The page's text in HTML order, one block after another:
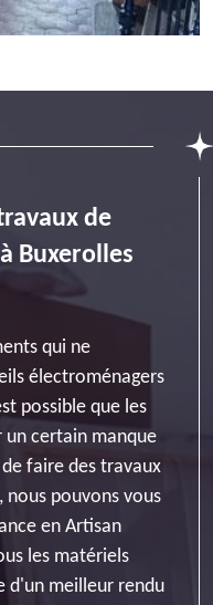
de
Buxerolles
qui ne
électroménagers
possible que les
un certain manque
faire des travaux
nous pouvons vous
en Artisan
les matériels
d'un meilleur rendu